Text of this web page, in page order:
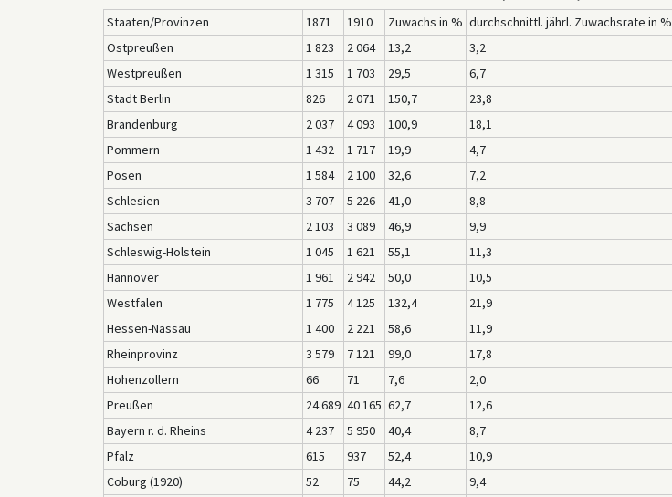
Staaten/Provinzen 1871 1910 Zuwachs in % durchschnittl. jährl. Zuwachsrate in %
Ostpreußen
1 823 2 064 13,2
3,2
Westpreußen
1 315 1 703 29,5
6,7
Stadt Berlin
826 2 071 150,7
23,8
Brandenburg
2 037 4 093 100,9
18,1
Pommern
1 432 1 717 19,9
4,7
Posen
1 584 2 100 32,6
7,2
Schlesien
3 707 5 226 41,0
8,8
Sachsen
2 103 3 089 46,9
9,9
Schleswig-Holstein
1 045 1 621 55,1
11,3
Hannover
1 961 2 942 50,0
10,5
Westfalen
1 775 4 125 132,4
21,9
Hessen-Nassau
1 400 2 221 58,6
11,9
Rheinprovinz
3 579 7 121 99,0
17,8
Hohenzollern
66 71 7,6
2,0
Preußen
24 689 40 165 62,7
12,6
Bayern r. d. Rheins
4 237 5 950 40,4
8,7
Pfalz
615 937 52,4
10,9
Coburg (1920)
52 75 44,2
9,4